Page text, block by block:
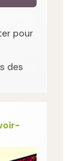
pour
des